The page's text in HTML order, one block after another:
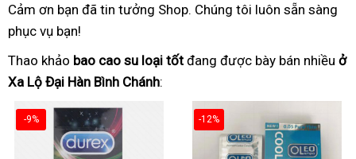
Cảm ơn bạn đã tin tưởng Shop. Chúng tôi luôn sẵn sàng
phục vụ bạn!
Thao khảo bao cao su loại tốt đang được bày bán nhiều ở
Xa Lộ Đại Hàn Bình Chánh:
-9% -12%